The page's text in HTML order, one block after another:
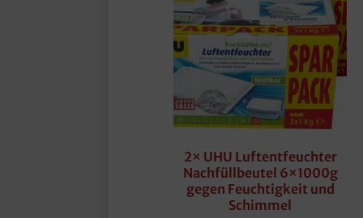
2× UHU Luftentfeuchter
Nachfüllbeutel 6×1000g
gegen Feuchtigkeit und
Schimmel